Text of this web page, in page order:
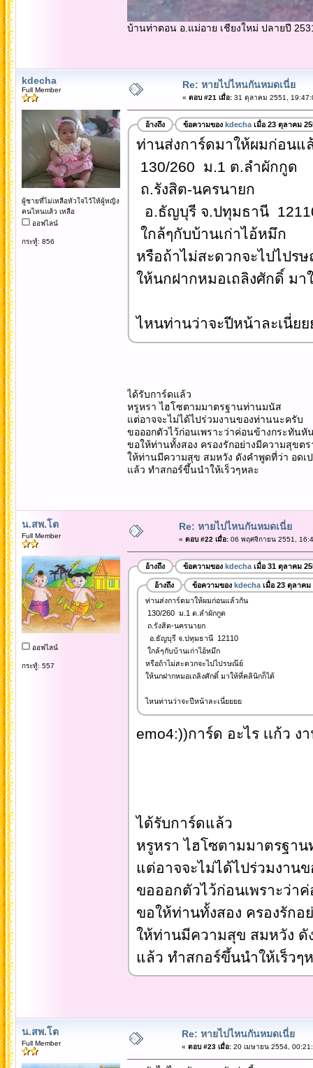
บ้านท่าตอน อ.แม่อาย เชียงใหม่ ปลายปี
kdecha
Full Member
ผู้ชายที่ไม่เหลือหัวใจไว้ให้ผู้หญิง
คนไหนแล้ว เหลือ
ออฟไลน์
กระทู้: 856
Re: หายไปไหนกันหมดเนี่ย
« ตอบ #21 เมื่อ:31 ตุลาคม 2551,
อ้างถึง ข้อความของ kdechaเมื่อ 23 ตุลาคม
ท่านส่งการ์ดมาให้ผมก่อนแ
130/260 ม.1 ต.ลำผักกูด
ถ.รังสิต-นครนายก
อ.ธัญบุรี จ.ปทุมธานี
ใกล้ๆกับบ้านเก่าไอ้หมึก
หรือถ้าไม่สะดวกจะไปไปร
ให้นกฝากหมอเถลิงศักดิ์ ม
ไหนท่านว่าจะปีหน้าละเนี่ยย
ได้รับการ์ดแล้ว
หรูหรา ไฮโซตามมาตรฐานท่านมนัส
แต่อาจจะไม่ได้ไปร่วมงานของท่านนะครับ
ขอออกตัวไว้ก่อนเพราะว่าค่อนข้างกระทันหั
ขอให้ท่านทั้งสอง ครองรักอย่างมีความสุขต
ให้ท่านมีความสุข สมหวัง ดังคำพูดที่ว่า อดเ
แล้ว ทำสกอร์ขึ้นนำให้เร็วๆหละ
น.สพ.โต
Full Member
ออฟไลน์
กระทู้: 557
Re: หายไปไหนกันหมดเนี่ย
« ตอบ #22 เมื่อ:06 พฤศจิกายน 2551,
อ้างถึง ข้อความของ kdechaเมื่อ 31 ตุลาคม
อ้างถึง ข้อความของ kdechaเมื่อ 23 ตุลาคม
ท่านส่งการ์ดมาให้ผมก่อนแล้วกัน
130/260 ม.1 ต.ลำผักกูด
ถ.รังสิต-นครนายก
อ.ธัญบุรี จ.ปทุมธานี 12110
ใกล้ๆกับบ้านเก่าไอ้หมึก
หรือถ้าไม่สะดวกจะไปไปรษณ๊ย์
ให้นกฝากหมอเถลิงศักดิ์ มาให้ที่คลินิกก็ได้
ไหนท่านว่าจะปีหน้าละเนี่ยยยย
emo4:))การ์ด อะไร เเก้ว ง
ได้รับการ์ดแล้ว
หรูหรา ไฮโซตามมาตรฐา
แต่อาจจะไม่ได้ไปร่วมงาน
ขอออกตัวไว้ก่อนเพราะว่า
ขอให้ท่านทั้งสอง ครองรัก
ให้ท่านมีความสุข สมหวัง ดั
แล้ว ทำสกอร์ขึ้นนำให้เร็วๆ
น.สพ.โต
Full Member
Re: หายไปไหนกันหมดเนี่ย
« ตอบ #23 เมื่อ:20 เมษายน 2554,